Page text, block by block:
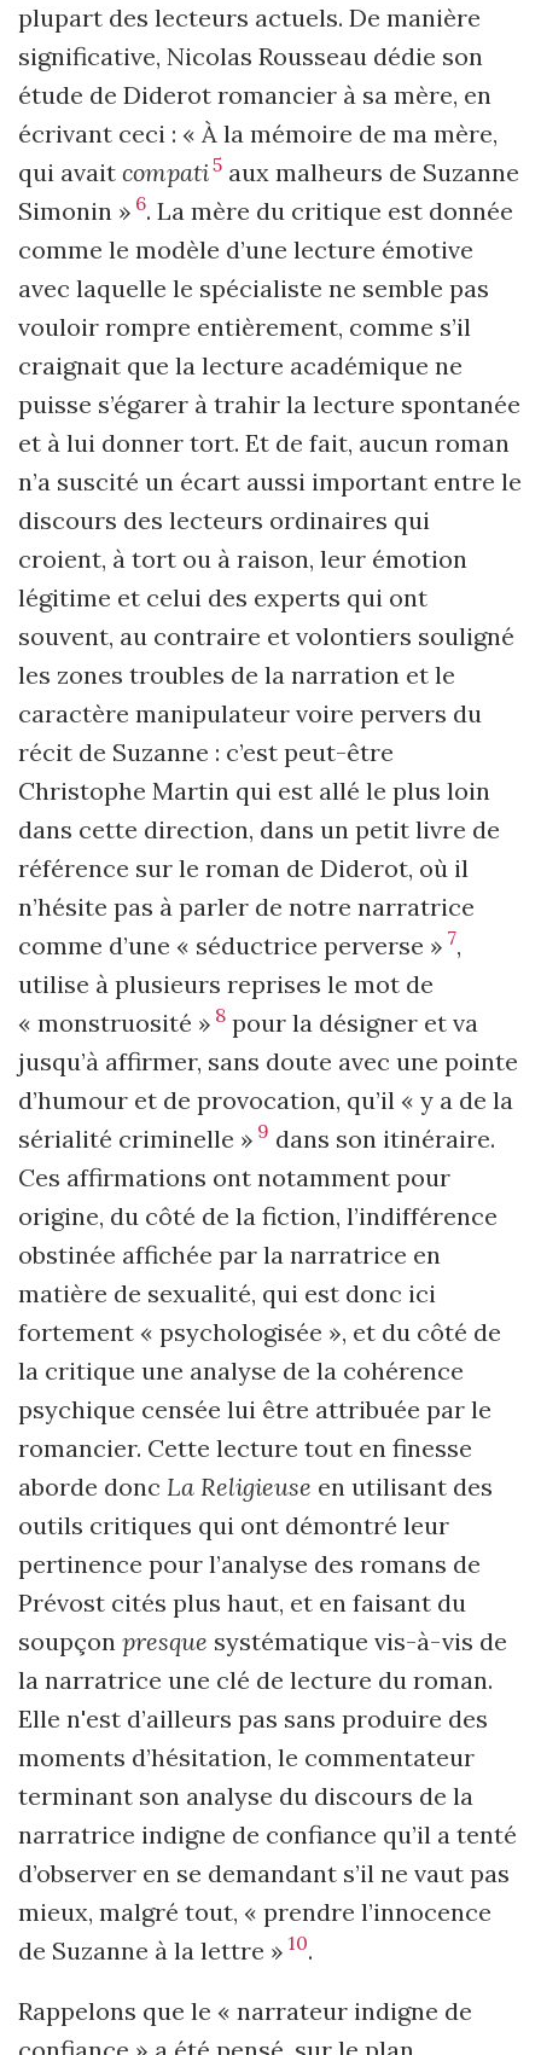
plupart des lecteurs actuels. De manière
significative, Nicolas Rousseau dédie son
étude de Diderot romancier à sa mère, en
écrivant ceci : « À la mémoire de ma mère,
qui avait compati5 aux malheurs de Suzanne
Simonin » 6. La mère du critique est donnée
comme le modèle d’une lecture émotive
avec laquelle le spécialiste ne semble pas
vouloir rompre entièrement, comme s’il
craignait que la lecture académique ne
puisse s’égarer à trahir la lecture spontanée
et à lui donner tort. Et de fait, aucun roman
n’a suscité un écart aussi important entre le
discours des lecteurs ordinaires qui
croient, à tort ou à raison, leur émotion
légitime et celui des experts qui ont
souvent, au contraire et volontiers souligné
les zones troubles de la narration et le
caractère manipulateur voire pervers du
récit de Suzanne : c’est peut-être
Christophe Martin qui est allé le plus loin
dans cette direction, dans un petit livre de
référence sur le roman de Diderot, où il
n’hésite pas à parler de notre narratrice
comme d’une « séductrice perverse » 7,
utilise à plusieurs reprises le mot de
« monstruosité » 8 pour la désigner et va
jusqu’à affirmer, sans doute avec une pointe
d’humour et de provocation, qu’il « y a de la
sérialité criminelle » 9 dans son itinéraire.
Ces affirmations ont notamment pour
origine, du côté de la fiction, l’indifférence
obstinée affichée par la narratrice en
matière de sexualité, qui est donc ici
fortement « psychologisée », et du côté de
la critique une analyse de la cohérence
psychique censée lui être attribuée par le
romancier. Cette lecture tout en finesse
aborde donc La Religieuse en utilisant des
outils critiques qui ont démontré leur
pertinence pour l’analyse des romans de
Prévost cités plus haut, et en faisant du
soupçon presque systématique vis-à-vis de
la narratrice une clé de lecture du roman.
Elle n'est d’ailleurs pas sans produire des
moments d’hésitation, le commentateur
terminant son analyse du discours de la
narratrice indigne de confiance qu’il a tenté
d’observer en se demandant s’il ne vaut pas
mieux, malgré tout, « prendre l’innocence
de Suzanne à la lettre » 10.
Rappelons que le « narrateur indigne de